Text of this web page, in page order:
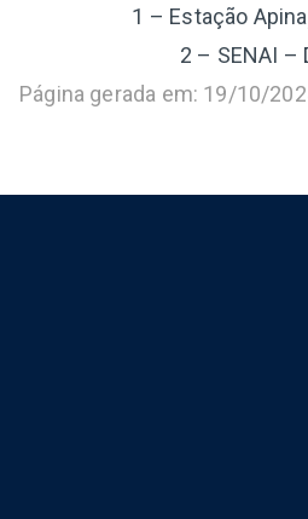
1 – Estação
2 – SENAI –
Página gerada em: 19/10/